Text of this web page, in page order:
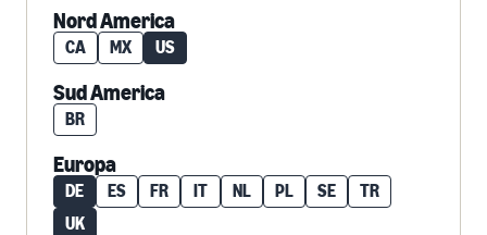
Nord America
CA MX US
Sud America
BR
Europa
DE ES FR IT NL PL SE
TR
UK